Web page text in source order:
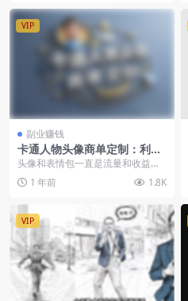
VIP
副业赚钱
卡通人物头像商单定制：利用
AI轻松变现涨粉的流量密码！
头像和表情包一直是流量和收益的
常青树。无论是小红书还是公众
号，头像和表情包的流量...
1 年前 1.8K
VIP